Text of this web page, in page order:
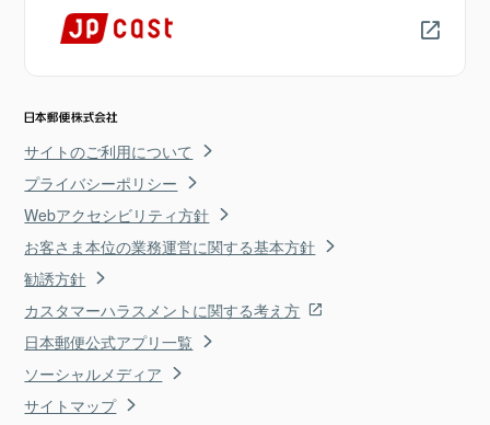
サイトのご利用について
プライバシーポリシー
Webアクセシビリティ方針
お客さま本位の業務運営に関する基本方針
勧誘方針
カスタマーハラスメントに関する考え方
日本郵便公式アプリ一覧
ソーシャルメディア
サイトマップ